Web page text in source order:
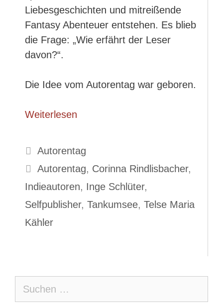
Liebesgeschichten und mitreißende
Fantasy Abenteuer entstehen. Es blieb
die Frage: „Wie erfährt der Leser
davon?“.
Die Idee vom Autorentag war geboren.
Weiterlesen
Kategorien
Autorentag
Schlagwörter
Autorentag, Corinna Rindlisbacher,
Indieautoren, Inge Schlüter,
Selfpublisher, Tankumsee, Telse Maria
Kähler
nach: